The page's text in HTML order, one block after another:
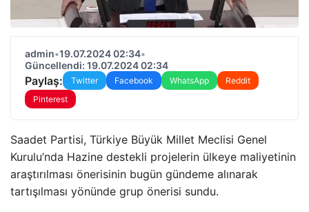
admin•19.07.2024 02:34•
Güncellendi: 19.07.2024 02:34
Paylaş: Twitter Facebook WhatsApp
Reddit
Pinterest
Saadet Partisi, Türkiye Büyük Millet Meclisi Genel
Kurulu’nda Hazine destekli projelerin ülkeye maliyetinin
araştırılması önerisinin bugün gündeme alınarak
tartışılması yönünde grup önerisi sundu.